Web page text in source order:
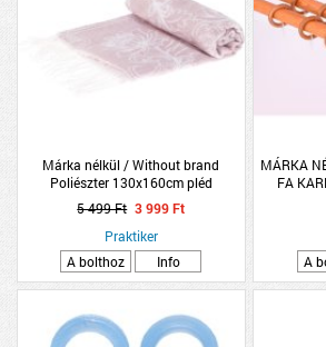
Márka nélkül / Without brand
Poliészter 130x160cm pléd
bézs/rózsaszín
5 499 Ft 3 999 Ft
Praktiker
A bolthoz
Info
MÁRKA
FA
A